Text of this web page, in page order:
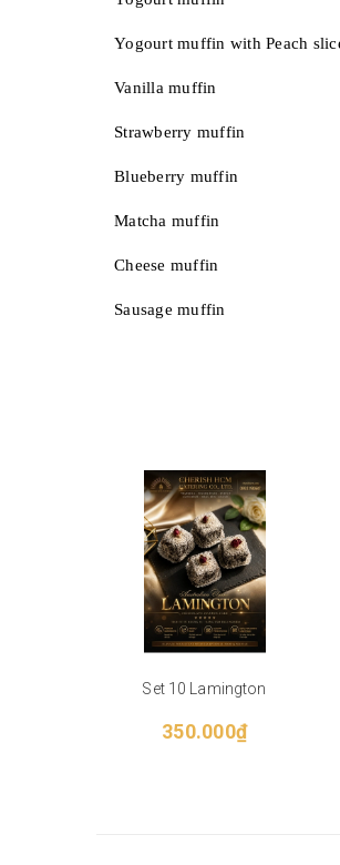
Yogourt muffin with Peach
Vanilla muffin
Strawberry muffin
Blueberry muffin
Matcha muffin
Cheese muffin
Sausage muffin
Set 10 Lamington
350.000₫